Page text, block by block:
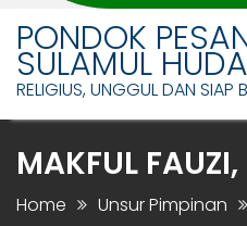
Skip
content
PONDOK
SULAMUL HUDA
RELIGIUS, UNGGUL DAN SIAP
MAKFUL FAUZI,
Home Unsur Pimpinan